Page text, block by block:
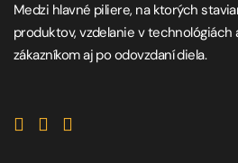
Medzi hlavné piliere, na ktorých
produktov, vzdelanie v technológiách
zákazníkom aj po odovzdaní diela.